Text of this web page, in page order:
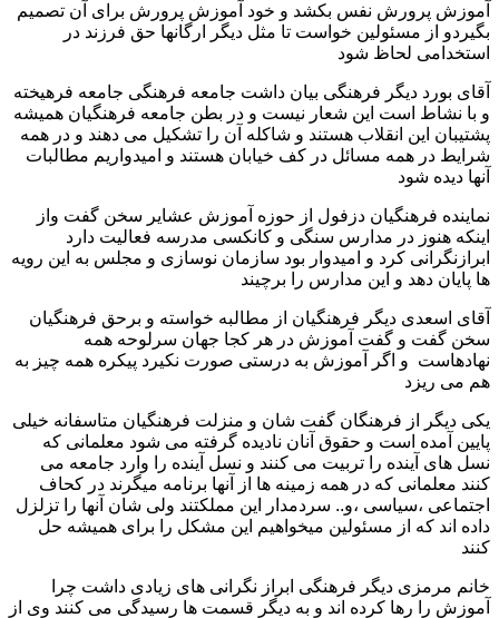
آموزش پرورش نفس بکشد و خود آموزش پرورش برای آن تصمیم
بگیردو از مسئولین خواست تا مثل دیگر ارگانها حق فرزند در
استخدامی لحاظ شود
آقای بورد دیگر فرهنگی بیان داشت جامعه فرهنگی جامعه فرهیخته
و با نشاط است این شعار نیست و در بطن جامعه فرهنگیان همیشه
پشتیبان این انقلاب هستند و شاکله آن را تشکیل می دهند و در همه
شرایط در همه مسائل در کف خیابان هستند و امیدواریم مطالبات
آنها دیده شود
نماینده فرهنگیان دزفول از حوزه آموزش عشایر سخن گفت واز
اینکه هنوز در مدارس سنگی و کانکسی مدرسه فعالیت دارد
ابرازنگرانی کرد و امیدوار بود سازمان نوسازی و مجلس به این رویه
ها پایان دهد و این مدارس را برچیند
آقای اسعدی دیگر فرهنگیان از مطالبه خواسته و برحق فرهنگیان
سخن گفت و گفت آموزش در هر کجا جهان سرلوحه همه
نهادهاست و اگر آموزش به درستی صورت نکیرد پیکره همه چیز به
هم می ریزد
یکی دیگر از فرهنگان گفت شان و منزلت فرهنگیان متاسفانه خیلی
پایین آمده است و حقوق آنان نادیده گرفته می شود معلمانی که
نسل های آینده را تربیت می کنند و نسل آینده را وارد جامعه می
کنند معلمانی که در همه زمینه ها از آنها برنامه میگرند در کحاف
اجتماعی ،سیاسی ،و.. سردمدار این مملکتند ولی شان آنها را تزلزل
داده اند که از مسئولین میخواهیم این مشکل را برای همیشه حل
کنند
خانم مرمزی دیگر فرهنگی ابراز نگرانی های زیادی داشت چرا
آموزش را رها کرده اند و به دیگر قسمت ها رسیدگی می کنند وی از